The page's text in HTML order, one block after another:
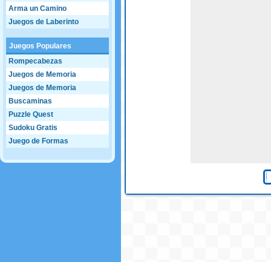
Arma un Camino
Juegos de Laberinto
Juegos Populares
Rompecabezas
Juegos de Memoria
Juegos de Memoria
Buscaminas
Puzzle Quest
Sudoku Gratis
Juego de Formas